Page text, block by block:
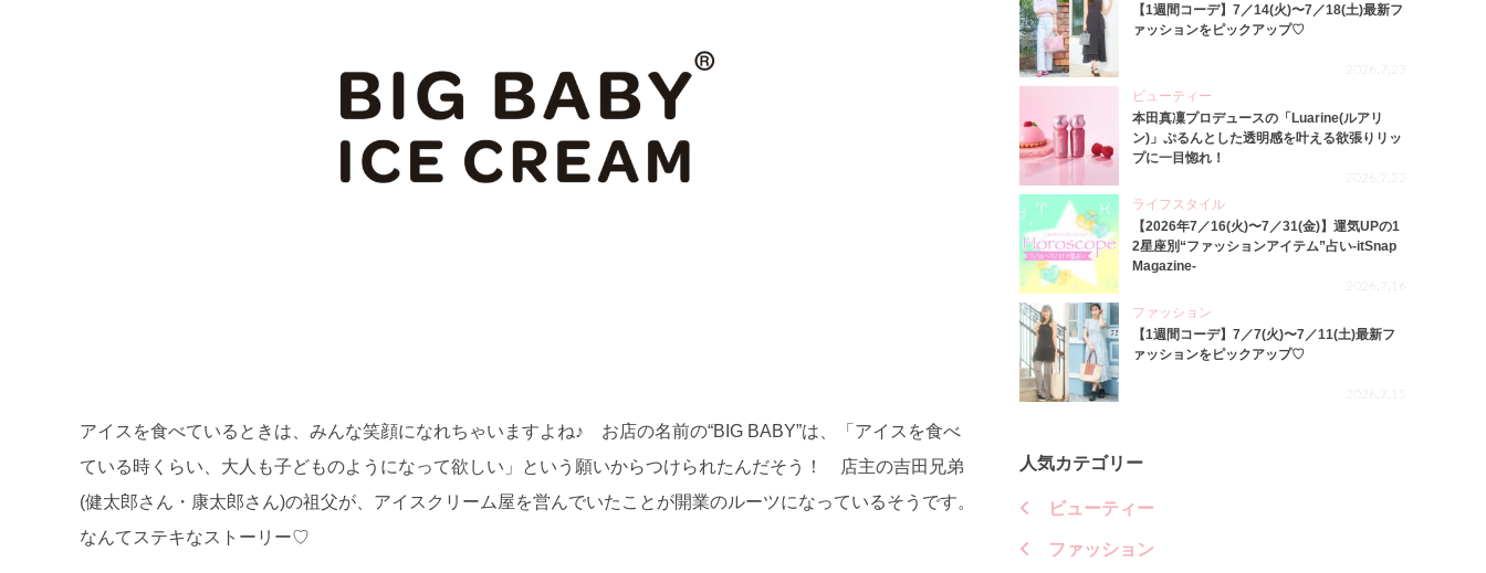
アイスを食べているときは、みんな笑顔になれちゃいますよね♪ お店の名前の“BIG BABY”は、「アイスを食べ
ている時くらい、大人も子どものようになって欲しい」という願いからつけられたんだそう！ 店主の吉田兄弟
(健太郎さん・康太郎さん)の祖父が、アイスクリーム屋を営んでいたことが開業のルーツになっているそうです。
なんてステキなストーリー♡
【1週間コーデ】7／14(火)〜7／18(土)最新フ
ァッションをピックアップ♡
2026.7.23
ビューティー
本田真凜プロデュースの「Luarine(ルアリ
ン)」ぷるんとした透明感を叶える欲張りリッ
プに一目惚れ！
2026.7.22
ライフスタイル
【2026年7／16(火)〜7／31(金)】運気UPの1
2星座別“ファッションアイテム”占い-itSnap
Magazine-
2026.7.16
ファッション
【1週間コーデ】7／7(火)〜7／11(土)最新フ
ァッションをピックアップ♡
2026.7.15
人気カテゴリー
ビューティー
ファッション